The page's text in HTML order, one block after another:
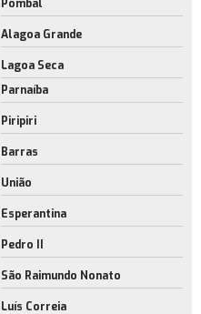
Pombal
Alagoa Grande
Lagoa Seca
Parnaíba
Piripiri
Barras
União
Esperantina
Pedro II
São Raimundo Nonato
Luís Correia